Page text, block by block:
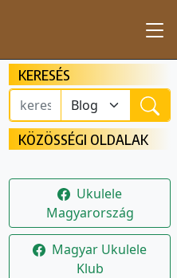
KERESÉS
KÖZÖSSÉGI OLDALAK
Ukulele
Magyarország
Magyar Ukulele
Klub